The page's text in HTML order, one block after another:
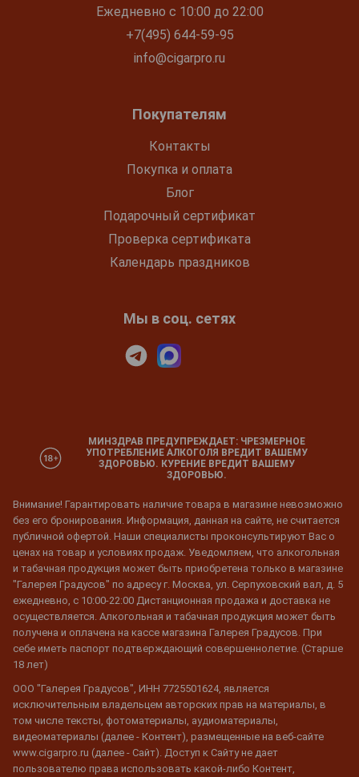
Ежедневно с 10:00 до 22:00
+7(495) 644-59-95
info@cigarpro.ru
Покупателям
Контакты
Покупка и оплата
Блог
Подарочный сертификат
Проверка сертификата
Календарь праздников
Мы в соц. сетях
МИНЗДРАВ ПРЕДУПРЕЖДАЕТ: ЧРЕЗМЕРНОЕ
УПОТРЕБЛЕНИЕ АЛКОГОЛЯ ВРЕДИТ ВАШЕМУ
ЗДОРОВЬЮ. КУРЕНИЕ ВРЕДИТ ВАШЕМУ
ЗДОРОВЬЮ.
Внимание! Гарантировать наличие товара в магазине невозможно
без его бронирования. Информация, данная на сайте, не считается
публичной офертой. Наши специалисты проконсультируют Вас о
ценах на товар и условиях продаж. Уведомляем, что алкогольная
и табачная продукция может быть приобретена только в магазине
"Галерея Градусов" по адресу г. Москва, ул. Серпуховский вал, д. 5
ежедневно, с 10:00-22:00 Дистанционная продажа и доставка не
осуществляется. Алкогольная и табачная продукция может быть
получена и оплачена на кассе магазина Галерея Градусов. При
себе иметь паспорт подтверждающий совершеннолетие. (Старше
18 лет)
ООО "Галерея Градусов", ИНН 7725501624, является
исключительным владельцем авторских прав на материалы, в
том числе тексты, фотоматериалы, аудиоматериалы,
видеоматериалы (далее - Контент), размещенные на веб-сайте
www.cigarpro.ru (далее - Сайт). Доступ к Сайту не дает
пользователю права использовать какой-либо Контент,